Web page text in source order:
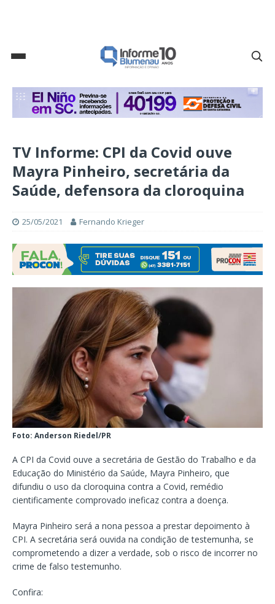
TV Informe: CPI da Covid ouve
Mayra Pinheiro, secretária da
Saúde, defensora da cloroquina
25/05/2021 Fernando Krieger
Foto: Anderson Riedel/PR
A CPI da Covid ouve a secretária de Gestão do Trabalho e da
Educação do Ministério da Saúde, Mayra Pinheiro, que
difundiu o uso da cloroquina contra a Covid, remédio
cientificamente comprovado ineficaz contra a doença.
Mayra Pinheiro será a nona pessoa a prestar depoimento à
CPI. A secretária será ouvida na condição de testemunha, se
comprometendo a dizer a verdade, sob o risco de incorrer no
crime de falso testemunho.
Confira: